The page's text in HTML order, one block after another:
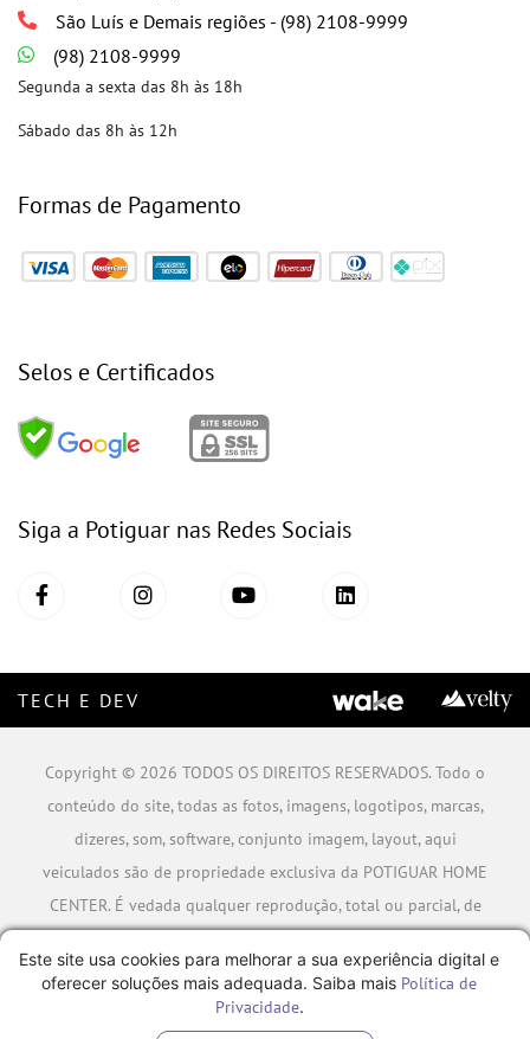
São Luís e Demais regiões - (98) 2108-9999
(98) 2108-9999
Segunda a sexta das 8h às 18h
Sábado das 8h às 12h
Formas de Pagamento
Selos e Certificados
Siga a Potiguar nas Redes Sociais
TECH E DEV
Copyright © 2026 TODOS OS DIREITOS RESERVADOS. Todo o
conteúdo do site, todas as fotos, imagens, logotipos, marcas,
dizeres, som, software, conjunto imagem, layout, aqui
veiculados são de propriedade exclusiva da POTIGUAR HOME
CENTER. É vedada qualquer reprodução, total ou parcial, de
A violação de qualquer direito mencionado implicará na
responsabilização cível e criminal nos termos da Lei.
Este site usa cookies para melhorar a sua experiência digital e
oferecer soluções mais adequada. Saiba mais Política de
Privacidade.